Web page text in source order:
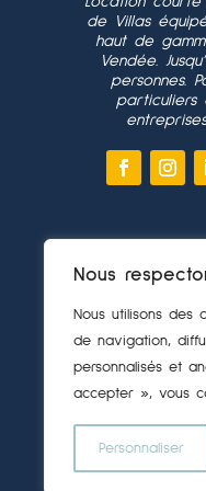
Nous
Nous utilisons des
de navigation,
personnalisés et
accepter », vous
Personnaliser
de Villas
haut de
Vendée.
personnes.
particuliers